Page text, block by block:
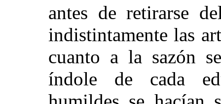
antes de retirarse
indistintamente las
cuanto a la sazón
índole de cada